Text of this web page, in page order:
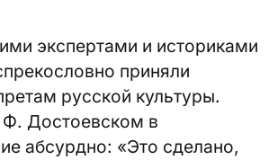
экспертами и историками
приняли
русской культуры.
Ф. Достоевском в
абсурдно: «Это сделано,